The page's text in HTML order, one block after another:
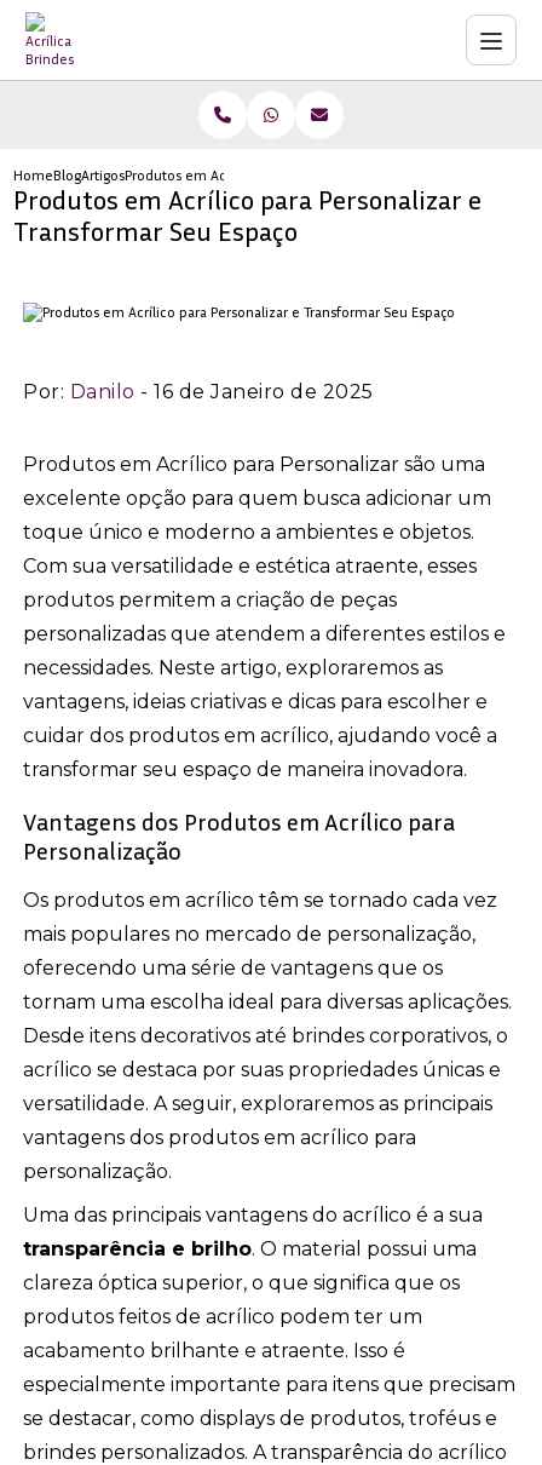
HomeBlogArtigosProdutos em Acrílico para Personalizar e Transformar Seu Espaço
Produtos em Acrílico para Personalizar e
Transformar Seu Espaço
Por: Danilo - 16 de Janeiro de 2025
Produtos em Acrílico para Personalizar são uma
excelente opção para quem busca adicionar um
toque único e moderno a ambientes e objetos.
Com sua versatilidade e estética atraente, esses
produtos permitem a criação de peças
personalizadas que atendem a diferentes estilos e
necessidades. Neste artigo, exploraremos as
vantagens, ideias criativas e dicas para escolher e
cuidar dos produtos em acrílico, ajudando você a
transformar seu espaço de maneira inovadora.
Vantagens dos Produtos em Acrílico para
Personalização
Os produtos em acrílico têm se tornado cada vez
mais populares no mercado de personalização,
oferecendo uma série de vantagens que os
tornam uma escolha ideal para diversas aplicações.
Desde itens decorativos até brindes corporativos, o
acrílico se destaca por suas propriedades únicas e
versatilidade. A seguir, exploraremos as principais
vantagens dos produtos em acrílico para
personalização.
Uma das principais vantagens do acrílico é a sua
transparência e brilho. O material possui uma
clareza óptica superior, o que significa que os
produtos feitos de acrílico podem ter um
acabamento brilhante e atraente. Isso é
especialmente importante para itens que precisam
se destacar, como displays de produtos, troféus e
brindes personalizados. A transparência do acrílico